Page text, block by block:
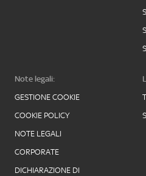
Note legali:
GESTIONE COOKIE
COOKIE POLICY
NOTE LEGALI
CORPORATE
DICHIARAZIONE DI